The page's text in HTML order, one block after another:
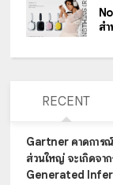
ส
RECENT
Gartner คาดการ
ส่วนใหญ่ จะเกิดจา
Generated